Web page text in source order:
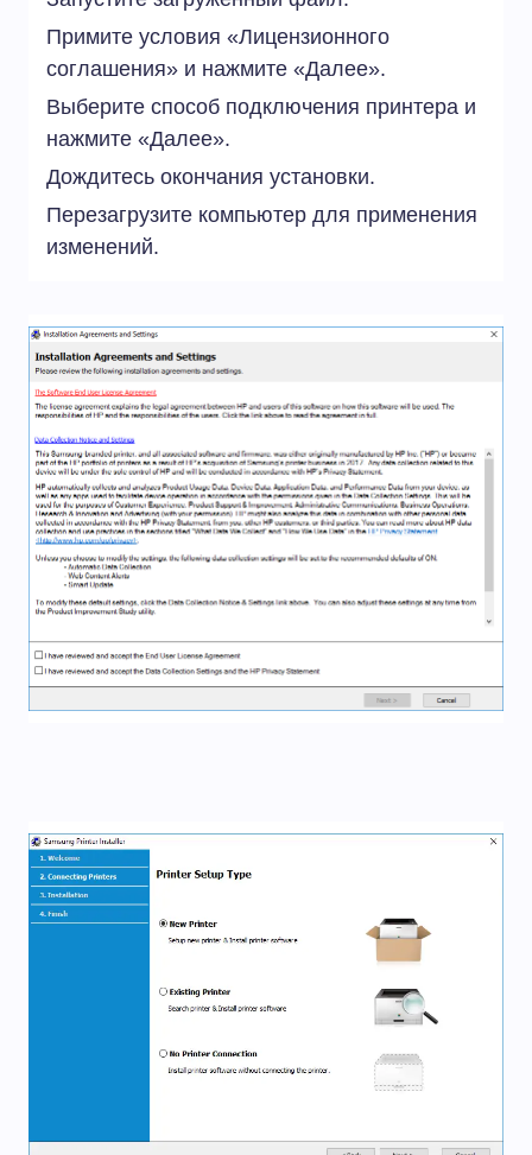
Примите условия «Лицензионного
соглашения» и нажмите «Далее».
Выберите способ подключения принтера и
нажмите «Далее».
Дождитесь окончания установки.
Перезагрузите компьютер для применения
изменений.